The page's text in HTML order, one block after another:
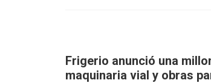
Frigerio anunció una
maquinaria vial y obras